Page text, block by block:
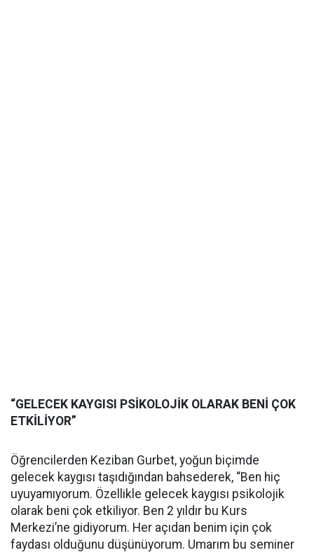
“GELECEK KAYGISI PSİKOLOJİK OLARAK BENİ ÇOK
ETKİLİYOR”
Öğrencilerden Keziban Gurbet, yoğun biçimde
gelecek kaygısı taşıdığından bahsederek, “Ben hiç
uyuyamıyorum. Özellikle gelecek kaygısı psikolojik
olarak beni çok etkiliyor. Ben 2 yıldır bu Kurs
Merkezi’ne gidiyorum. Her açıdan benim için çok
faydası olduğunu düşünüyorum. Umarım bu seminer